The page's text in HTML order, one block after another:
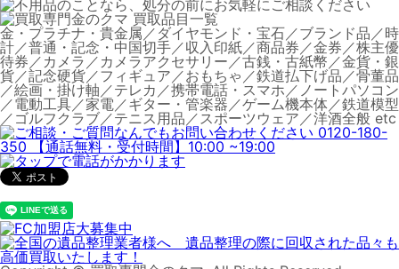
金・プラチナ・貴金属／ダイヤモンド・宝石／ブランド品／時
計／普通・記念・中国切手／収入印紙／商品券／金券／株主優
待券／カメラ／カメラアクセサリー／古銭・古紙幣／金貨・銀
貨／記念硬貨／フィギュア／おもちゃ／鉄道払下げ品／骨董品
／絵画・掛け軸／テレカ／携帯電話・スマホ／ノートパソコン
／電動工具／家電／ギター・管楽器／ゲーム機本体／鉄道模型
／ゴルフクラブ／テニス用品／スポーツウェア／洋酒全般 etc